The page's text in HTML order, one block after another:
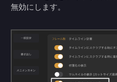
無効にします。